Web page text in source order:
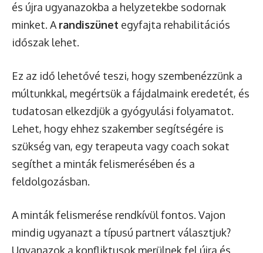
és újra ugyanazokba a helyzetekbe sodornak
minket. A randiszünet egyfajta rehabilitációs
időszak lehet.
Ez az idő lehetővé teszi, hogy szembenézzünk a
múltunkkal, megértsük a fájdalmaink eredetét, és
tudatosan elkezdjük a gyógyulási folyamatot.
Lehet, hogy ehhez szakember segítségére is
szükség van, egy terapeuta vagy coach sokat
segíthet a minták felismerésében és a
feldolgozásban.
A minták felismerése rendkívül fontos. Vajon
mindig ugyanazt a típusú partnert választjuk?
Ugyanazok a konfliktusok merülnek fel újra és